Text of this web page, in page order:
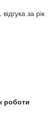
за рік
роботи